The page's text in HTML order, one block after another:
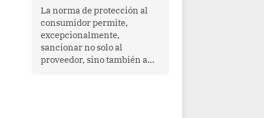
proyectar una imagen de
cooperación en una región
que enfrenta desafíos en
materia de desarrollo,
cohesión social y
gobernabilidad.
La norma de protección al
consumidor permite,
excepcionalmente,
sancionar no solo al
proveedor, sino también a